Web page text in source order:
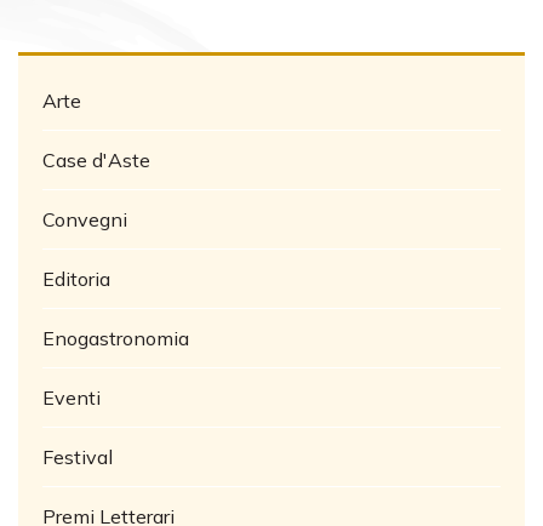
Arte
Case d'Aste
Convegni
Editoria
Enogastronomia
Eventi
Festival
Premi Letterari